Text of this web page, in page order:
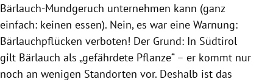
Untermenü
Untermenü
Untermenü
Bärlauch-Mundgeruch unternehmen kann (ganz
einfach: keinen essen). Nein, es war eine Warnung:
Bärlauchpflücken verboten! Der Grund: In Südtirol
gilt Bärlauch als „gefährdete Pflanze“ – er kommt nur
noch an wenigen Standorten vor. Deshalb ist das